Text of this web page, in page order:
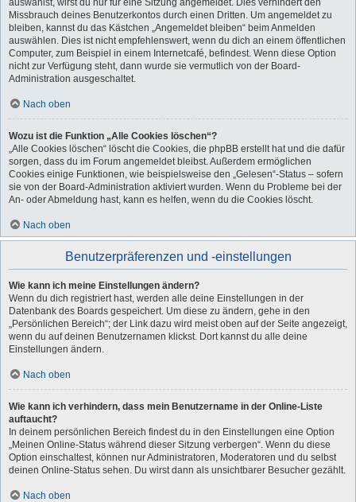
auswählst, wirst du nur für eine Sitzung angemeldet. Dies verhindert den
Missbrauch deines Benutzerkontos durch einen Dritten. Um angemeldet zu
bleiben, kannst du das Kästchen „Angemeldet bleiben“ beim Anmelden
auswählen. Dies ist nicht empfehlenswert, wenn du dich an einem öffentlichen
Computer, zum Beispiel in einem Internetcafé, befindest. Wenn diese Option
nicht zur Verfügung steht, dann wurde sie vermutlich von der Board-
Administration ausgeschaltet.
Nach oben
Wozu ist die Funktion „Alle Cookies löschen“?
„Alle Cookies löschen“ löscht die Cookies, die phpBB erstellt hat und die dafür
sorgen, dass du im Forum angemeldet bleibst. Außerdem ermöglichen
Cookies einige Funktionen, wie beispielsweise den „Gelesen“-Status – sofern
sie von der Board-Administration aktiviert wurden. Wenn du Probleme bei der
An- oder Abmeldung hast, kann es helfen, wenn du die Cookies löscht.
Nach oben
Benutzerpräferenzen und -einstellungen
Wie kann ich meine Einstellungen ändern?
Wenn du dich registriert hast, werden alle deine Einstellungen in der
Datenbank des Boards gespeichert. Um diese zu ändern, gehe in den
„Persönlichen Bereich“; der Link dazu wird meist oben auf der Seite angezeigt,
wenn du auf deinen Benutzernamen klickst. Dort kannst du alle deine
Einstellungen ändern.
Nach oben
Wie kann ich verhindern, dass mein Benutzername in der Online-Liste
auftaucht?
In deinem persönlichen Bereich findest du in den Einstellungen eine Option
„Meinen Online-Status während dieser Sitzung verbergen“. Wenn du diese
Option einschaltest, können nur Administratoren, Moderatoren und du selbst
deinen Online-Status sehen. Du wirst dann als unsichtbarer Besucher gezählt.
Nach oben